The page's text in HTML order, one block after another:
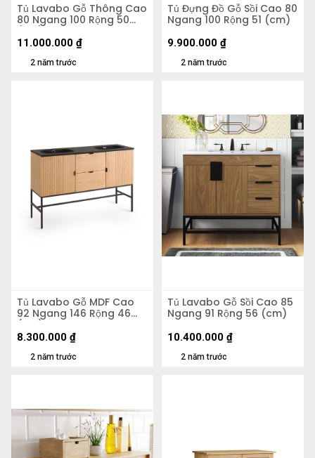
Tủ Lavabo Gỗ Thông Cao
80 Ngang 100 Rộng 50
(cm)
2 năm trước
11.000.000 ₫
Tủ Đựng Đồ Gỗ Sồi Cao 80
Ngang 100 Rộng 51 (cm)
2 năm trước
9.900.000 ₫
Tủ Lavabo Gỗ MDF Cao
92 Ngang 146 Rộng 46
(cm)
2 năm trước
8.300.000 ₫
Tủ Lavabo Gỗ Sồi Cao 85
Ngang 91 Rộng 56 (cm)
2 năm trước
10.400.000 ₫